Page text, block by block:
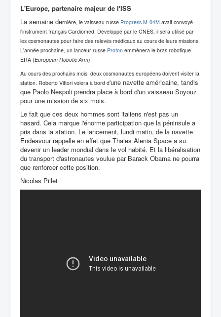
L'Europe, partenaire majeur de l'ISS
La semaine dernière, le vaisseau russe Progress M-04M avait convoyé
l'instrument français Cardiomed. Développé par le CNES, il sera utilisé par
les cosmonautes pour faire des relevés médicaux au cours de leurs missions.
L'année prochaine, un lanceur russe Proton emmènera le bras robotique
ERA (European Robotic Arm).
Au cours des prochains mois, deux cosmonautes européens doivent visiter la
station. Roberto Vittori volera à bord d'une navette américaine, tandis
que Paolo Nespoli prendra place à bord d'un vaisseau Soyouz
pour une mission de six mois.
Le fait que ces deux hommes sont italiens n'est pas un
hasard. Cela marque l'énorme participation que la péninsule a
pris dans la station. Le lancement, lundi matin, de la navette
Endeavour rappelle en effet que Thales Alenia Space a su
devenir un leader mondial dans le vol habité. Et la libéralisation
du transport d'astronautes voulue par Barack Obama ne pourra
que renforcer cette position.
Nicolas Pillet